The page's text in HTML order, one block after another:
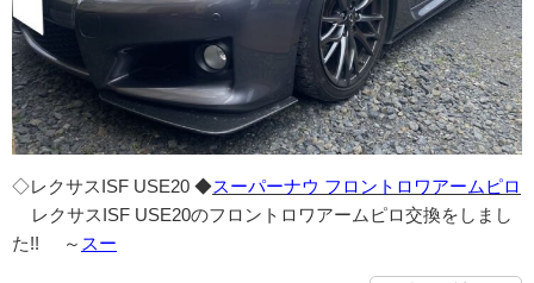
◇レクサスISF USE20 ◆スーパーナウ フロントロワアームピロ
レクサスISF USE20のフロントロワアームピロ交換をしまし
た!! ～ スー